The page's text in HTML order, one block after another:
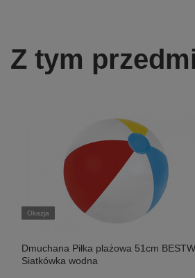
Z tym
Okazja
Dmuchana Piłka plażowa 51cm
Siatkówka wodna